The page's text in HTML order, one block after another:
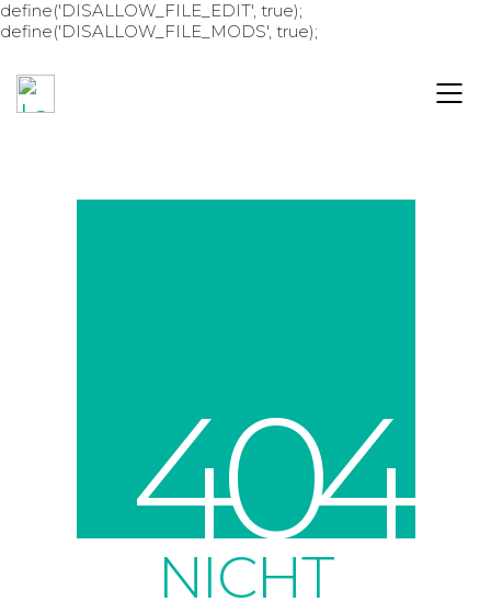
define('DISALLOW_FILE_EDIT', true);
define('DISALLOW_FILE_MODS', true);
404
NICHT